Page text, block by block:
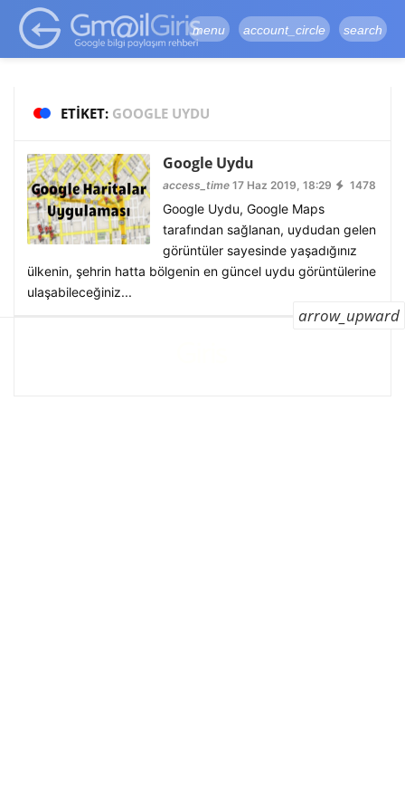
google-site-
verification=vqSI0upH550kabR5X8xpjMYieaXmuBueYgCJBW3uetM
menu account_circle search
ETIKET: GOOGLE UYDU
Google Uydu
access_time17 Haz 2019, 18:29 1478
Google Uydu, Google Maps
tarafından sağlanan, uydudan gelen
görüntüler sayesinde yaşadığınız
ülkenin, şehrin hatta bölgenin en güncel uydu görüntülerine
ulaşabileceğiniz...
arrow_upward